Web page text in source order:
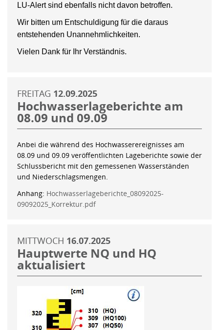
LU-Alert sind ebenfalls nicht davon betroffen.
Wir bitten um Entschuldigung für die daraus
entstehenden Unannehmlichkeiten.
Vielen Dank für Ihr Verständnis.
FREITAG 12.09.2025
Hochwasserlageberichte am
08.09 und 09.09
Anbei die während des Hochwasserereignisses am
08.09 und 09.09 veröffentlichten Lageberichte sowie der
Schlussbericht mit den gemessenen Wasserständen
und Niederschlagsmengen.
Anhang: Hochwasserlageberichte_08092025-
09092025_Korrektur.pdf
MITTWOCH 16.07.2025
Hauptwerte NQ und HQ
aktualisiert